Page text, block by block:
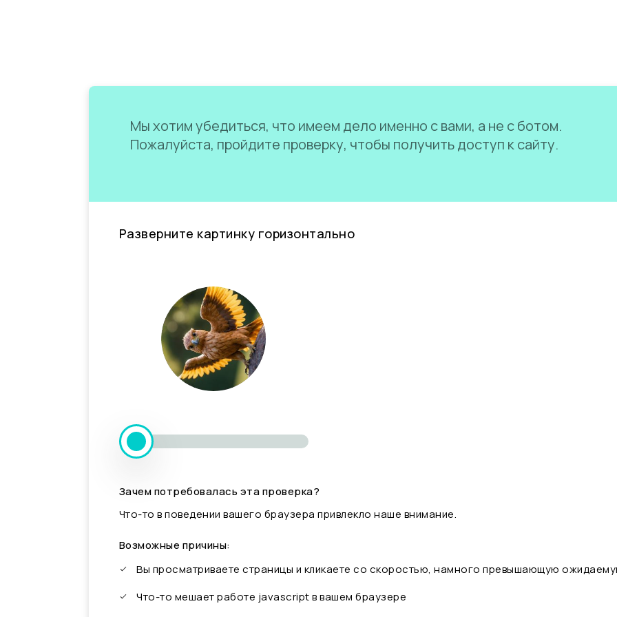
Мы хотим убедиться, что имеем дело именно с вами, а не с ботом.
Пожалуйста, пройдите проверку, чтобы получить доступ к сайту.
Разверните картинку горизонтально
Зачем потребовалась эта проверка?
Что-то в поведении вашего браузера привлекло наше внимание.
Возможные причины:
Вы просматриваете страницы и кликаете со скоростью, намного превышающую
Что-то мешает работе javascript в вашем браузере